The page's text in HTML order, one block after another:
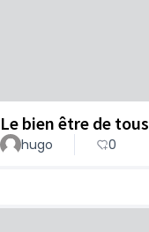
Le bien être de tous
hugo 0